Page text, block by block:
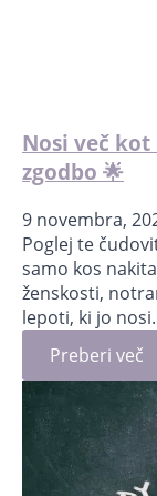
Nosi več
zgodbo 🌟
9 novembra,
Poglej te
samo kos
ženskosti,
lepoti, ki jo
Preberi več